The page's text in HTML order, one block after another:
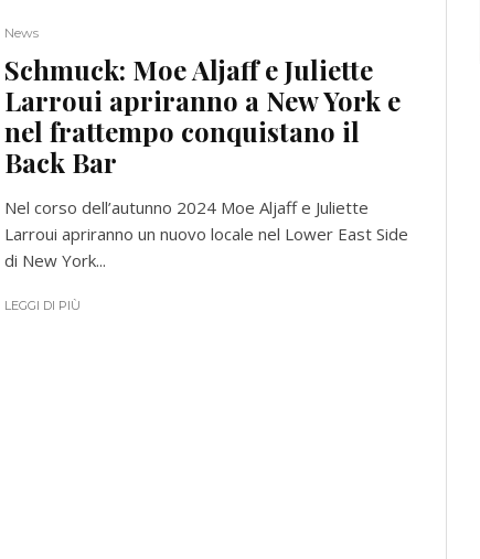
News
Schmuck: Moe Aljaff e Juliette
Larroui apriranno a New York e
nel frattempo conquistano il
Back Bar
Nel corso dell’autunno 2024 Moe Aljaff e Juliette
Larroui apriranno un nuovo locale nel Lower East Side
di New York...
LEGGI DI PIÙ